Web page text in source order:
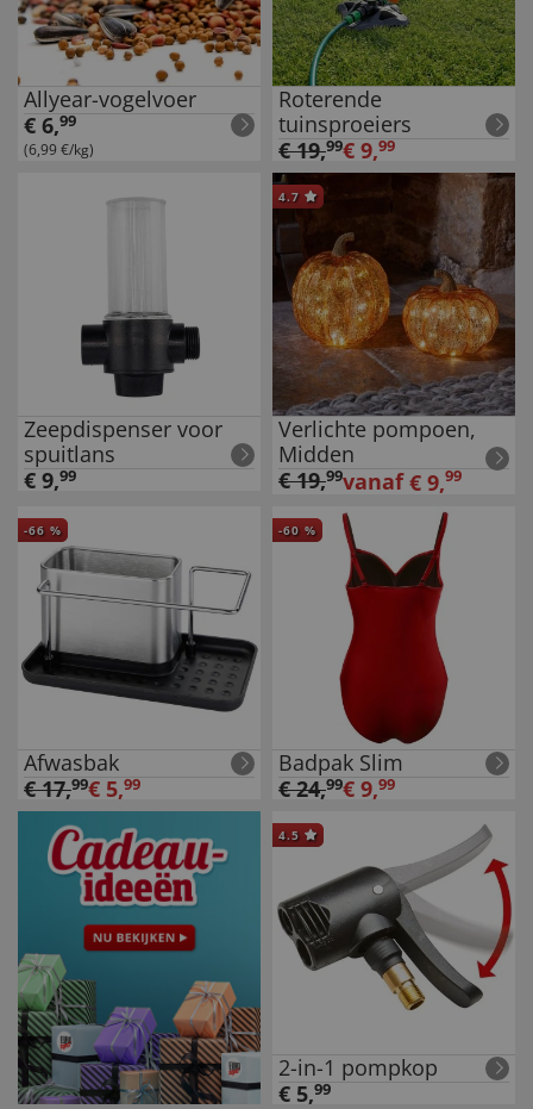
Allyear-vogelvoer
€ 6,99
(6,99 €/kg)
Roterende
tuinsproeiers
€19,99€ 9,99
Zeepdispenser voor
spuitlans
€ 9,99
4.7
Verlichte pompoen,
Midden
€19,99vanaf € 9,99
-66 %
Afwasbak
€17,99€ 5,99
-60 %
Badpak Slim
€24,99€ 9,99
4.5
2-in-1 pompkop
€ 5,99